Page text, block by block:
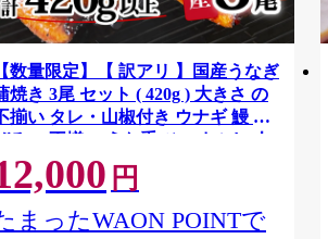
【数量限定】【 訳アリ 】国産うなぎ
焼き 3尾 セット ( 420g ) 大きさ の
揃い タレ・山椒付き ウナギ 鰻 ふ
ろい 不揃い うな重 ひつまぶし 人
茨城 八千代町 ふるさと納税 冷凍
円
まったWAON POINTで